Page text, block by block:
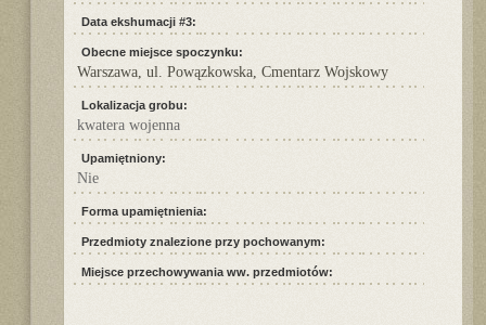
Data ekshumacji #3:
Obecne miejsce spoczynku:
Warszawa, ul. Powązkowska, Cmentarz Wojskowy
Lokalizacja grobu:
kwatera wojenna
Upamiętniony:
Nie
Forma upamiętnienia:
Przedmioty znalezione przy pochowanym:
Miejsce przechowywania ww. przedmiotów: